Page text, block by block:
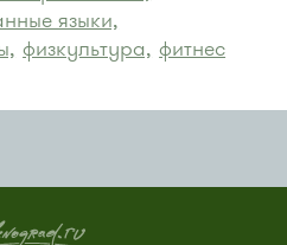
языки,
физкультура, фитнес